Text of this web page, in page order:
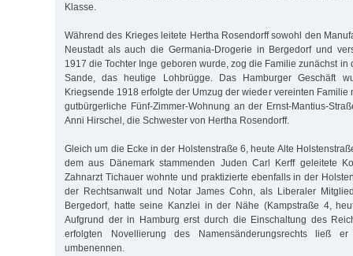
Klasse.
Während des Krieges leitete Hertha Rosendorff sowohl den
Neustadt als auch die Germania-Drogerie in Bergedorf und
1917 die Tochter Inge geboren wurde, zog die Familie zunächst in
Sande, das heutige Lohbrügge. Das Hamburger Geschäft
Kriegsende 1918 erfolgte der Umzug der wieder vereinten Familie
gutbürgerliche Fünf-Zimmer-Wohnung an der Ernst-Mantius-
Anni Hirschel, die Schwester von Hertha Rosendorff.
Gleich um die Ecke in der Holstenstraße 6, heute Alte
dem aus Dänemark stammenden Juden Carl Kerff geleitete
Zahnarzt Tichauer wohnte und praktizierte ebenfalls in der
der Rechtsanwalt und Notar James Cohn, als Liberaler
Bergedorf, hatte seine Kanzlei in der Nähe (Kampstraße 4,
Aufgrund der in Hamburg erst durch die Einschaltung des
erfolgten Novellierung des Namensänderungsrechts ließ
umbenennen.